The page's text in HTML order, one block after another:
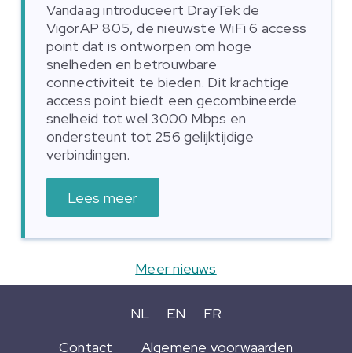
Vandaag introduceert DrayTek de
VigorAP 805, de nieuwste WiFi 6 access
point dat is ontworpen om hoge
snelheden en betrouwbare
connectiviteit te bieden. Dit krachtige
access point biedt een gecombineerde
snelheid tot wel 3000 Mbps en
ondersteunt tot 256 gelijktijdige
verbindingen.
Lees meer
Meer nieuws
NL EN
FR
Contact
Algemene voorwaarden